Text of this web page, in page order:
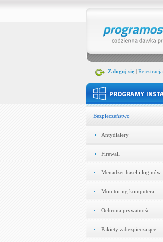
Zaloguj się| Rejestracja
Bezpieczeństwo
Antydialery
Firewall
Menadżer haseł i loginów
Monitoring komputera
Ochrona prywatności
Pakiety zabezpieczające